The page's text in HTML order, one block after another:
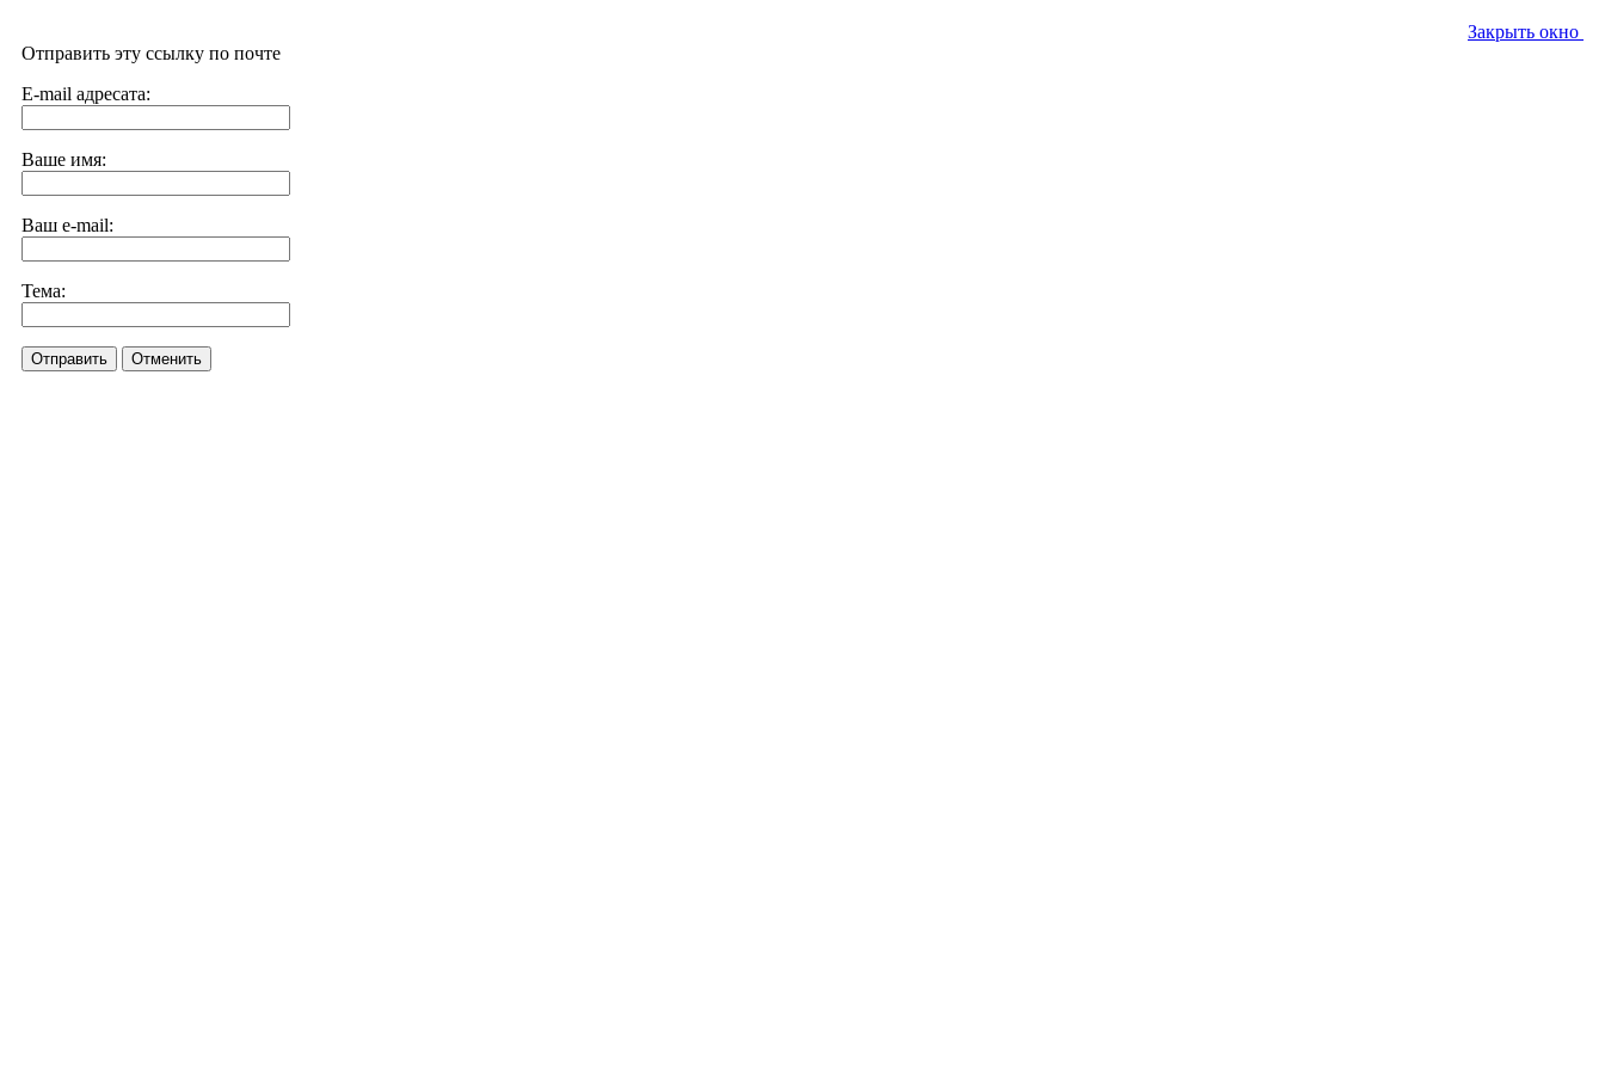
Закрыть окно
Отправить эту ссылку по почте
E-mail адресата:
Ваше имя:
Ваш e-mail:
Тема:
Отправить Отменить